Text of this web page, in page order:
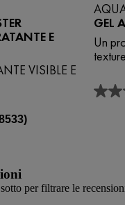
E
VISIBLE E
GEL
Un
4.6
per filtrare le